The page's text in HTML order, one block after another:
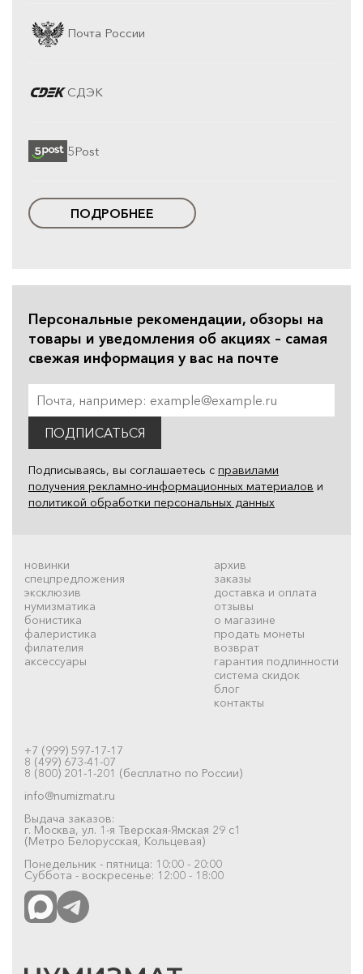
Почта России
СДЭК
5Post
ПОДРОБНЕЕ
Персональные рекомендации, обзоры на
товары и уведомления об акциях – самая
свежая информация у вас на почте
ПОДПИСАТЬСЯ
Подписываясь, вы соглашаетесь с правилами
получения рекламно-информационных материалов и
политикой обработки персональных данных
новинки
спецпредложения
эксклюзив
нумизматика
бонистика
фалеристика
филателия
аксессуары
архив
заказы
доставка и оплата
отзывы
о магазине
продать монеты
возврат
гарантия подлинности
система скидок
блог
контакты
+7 (999) 597-17-17
8 (499) 673-41-07
8 (800) 201-1-201 (бесплатно по России)
info@numizmat.ru
Выдача заказов:
г. Москва, ул. 1-я Тверская-Ямская 29 с1
(Метро Белорусская, Кольцевая)
Понедельник - пятница: 10:00 - 20:00
Суббота - воскресенье: 12:00 - 18:00